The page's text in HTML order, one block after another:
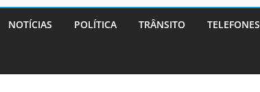
NOTÍCIAS POLÍTICA TRÂNSITO TELEFONES